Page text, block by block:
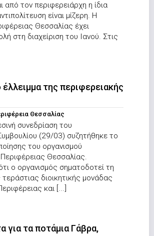
από τον περιφερειάρχη η ίδια
είναι μίζερη. Η
Θεσσαλίας έχει
στη διαχείριση του Ιανού. Στις
έλλειμμα της περιφερειακής
Θεσσαλίας
συνεδρίαση του
(29/03) συζητήθηκε το
του οργανισμού
Θεσσαλίας.
ο οργανισμός σηματοδοτεί τη
διοικητικής μονάδας
και [...]
για τα ποτάμια Γάβρα,